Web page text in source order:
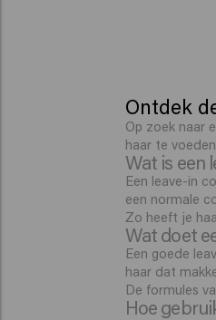
Ontdek
Op zoek naar
haar te
Wat is een
Een leave-in
een normale
Zo heeft je
Wat doet
Een goede
haar dat
De formules
Hoe